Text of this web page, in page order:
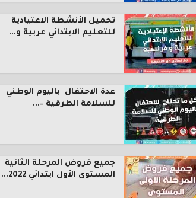
تحميل الأنشطة الاعتيادية
للتعليم الابتدائي عربية و...
عدة الاحتفال باليوم الوطني
للسلامة الطرقية –...
جميع فروض المرحلة الثانية
المستوى الأول ابتدائي 2022...